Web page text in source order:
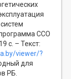
ССО
с. – Текст:
viewer/?
для
РБ.